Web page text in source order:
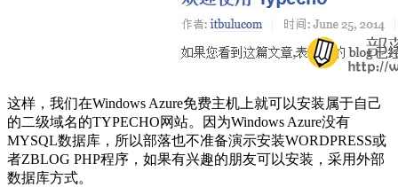
这样，我们在Windows Azure免费主机上就可以安装属于自己
的二级域名的TYPECHO网站。因为Windows Azure没有
MYSQL数据库，所以部落也不准备演示安装WORDPRESS或
者ZBLOG PHP程序，如果有兴趣的朋友可以安装，采用外部
数据库方式。